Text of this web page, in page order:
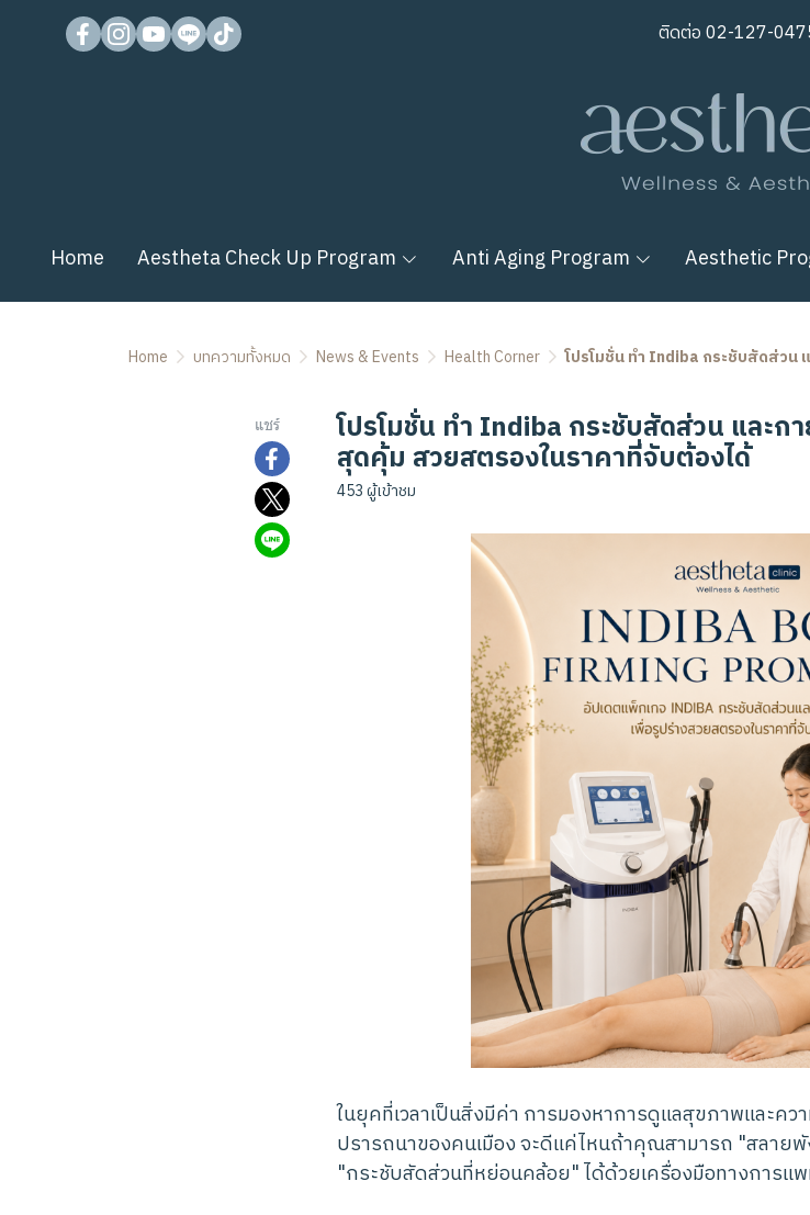
ติดต่อ02-127-
Home Aestheta Check Up Program Anti Aging Program Aesthetic
Home บทความทั้งหมด News & Events Health Corner โปรโมชั่น ทำ Indiba กระชับสัดส่วน
แชร์ โปรโมชั่น ทำ Indiba กระชับสัดส่วน และ
สุดคุ้ม สวยสตรองในราคาที่จับต้องได้
453 ผู้เข้าชม
ในยุคที่เวลาเป็นสิ่งมีค่า การมองหาการดูแลสุขภาพและค
ปรารถนาของคนเมือง จะดีแค่ไหนถ้าคุณสามารถ "สลาย
"กระชับสัดส่วนที่หย่อนคล้อย" ได้ด้วยเครื่องมือทางการแพ